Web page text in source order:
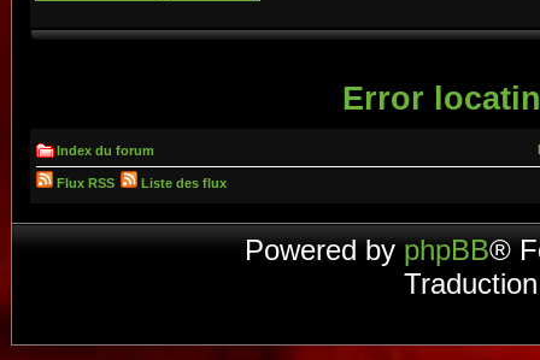
Error
Index du forum
Flux RSS Liste des flux
Powered by phpBB®